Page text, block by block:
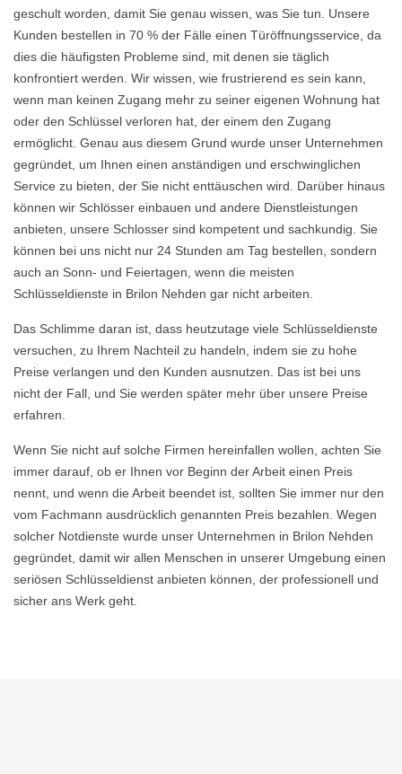
geschult worden, damit Sie genau wissen, was Sie tun. Unsere
Kunden bestellen in 70 % der Fälle einen Türöffnungsservice, da
dies die häufigsten Probleme sind, mit denen sie täglich
konfrontiert werden. Wir wissen, wie frustrierend es sein kann,
wenn man keinen Zugang mehr zu seiner eigenen Wohnung hat
oder den Schlüssel verloren hat, der einem den Zugang
ermöglicht. Genau aus diesem Grund wurde unser Unternehmen
gegründet, um Ihnen einen anständigen und erschwinglichen
Service zu bieten, der Sie nicht enttäuschen wird. Darüber hinaus
können wir Schlösser einbauen und andere Dienstleistungen
anbieten, unsere Schlosser sind kompetent und sachkundig. Sie
können bei uns nicht nur 24 Stunden am Tag bestellen, sondern
auch an Sonn- und Feiertagen, wenn die meisten
Schlüsseldienste in Brilon Nehden gar nicht arbeiten.
Das Schlimme daran ist, dass heutzutage viele Schlüsseldienste
versuchen, zu Ihrem Nachteil zu handeln, indem sie zu hohe
Preise verlangen und den Kunden ausnutzen. Das ist bei uns
nicht der Fall, und Sie werden später mehr über unsere Preise
erfahren.
Wenn Sie nicht auf solche Firmen hereinfallen wollen, achten Sie
immer darauf, ob er Ihnen vor Beginn der Arbeit einen Preis
nennt, und wenn die Arbeit beendet ist, sollten Sie immer nur den
vom Fachmann ausdrücklich genannten Preis bezahlen. Wegen
solcher Notdienste wurde unser Unternehmen in Brilon Nehden
gegründet, damit wir allen Menschen in unserer Umgebung einen
seriösen Schlüsseldienst anbieten können, der professionell und
sicher ans Werk geht.